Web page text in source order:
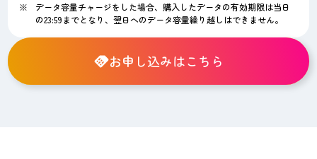
データ容量チャージをした場合、購入したデータの有効期限は当日
の23:59までとなり、翌日へのデータ容量繰り越しはできません。
お申し込みはこちら